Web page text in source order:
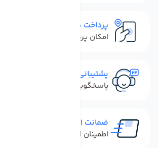
پرداخت در محل
امکان پرداخت کل فاکتور در محل
پشتیبانی سریع
پاسخگویی سریع به تماس‌ها و
ضمانت اصل بودن کالا
اطمینان از خرید کالای اورجینال